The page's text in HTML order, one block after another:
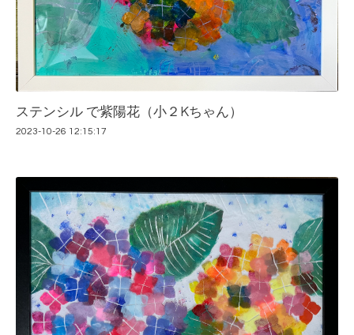
ステンシル で紫陽花（小２Kちゃん）
2023-10-26 12:15:17